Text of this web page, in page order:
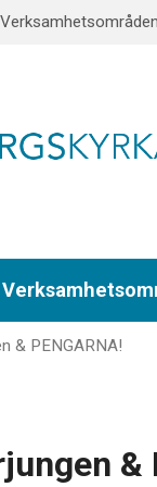
Verksamhetsområden
& PENGARNA!
&